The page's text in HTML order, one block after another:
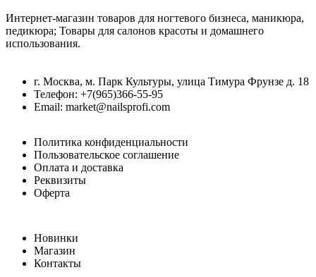
Интернет-магазин товаров для ногтевого бизнеса, маникюра,
педикюра; Товары для салонов красоты и домашнего
использования.
г. Москва, м. Парк Культуры, улица Тимура Фрунзе д. 18
Телефон: +7(965)366-55-95
Email: market@nailsprofi.com
Политика конфиденциальности
Пользовательское соглашение
Оплата и доставка
Реквизиты
Оферта
Новинки
Магазин
Контакты